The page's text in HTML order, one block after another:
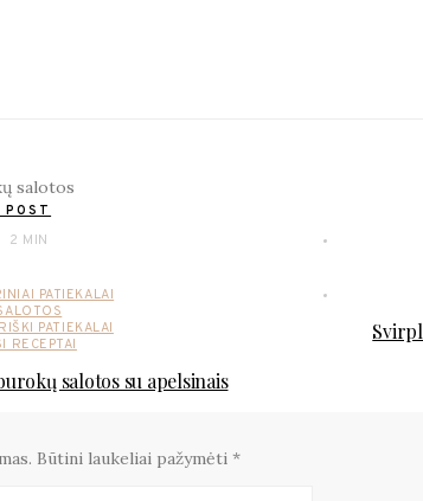
POST
2 MIN
PATIEKALAI
PATIEKALAI
RECEPTAI
salotos su apelsinais
Būtini laukeliai pažymėti *